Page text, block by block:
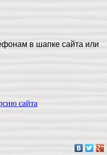
в шапке сайта или
сайта